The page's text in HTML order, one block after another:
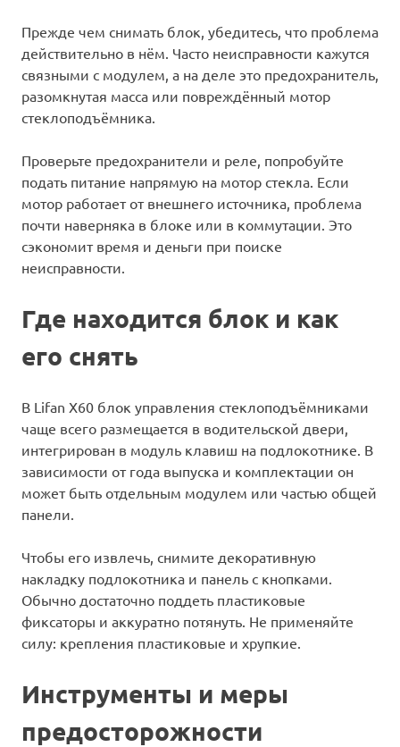
Прежде чем снимать блок, убедитесь, что проблема
действительно в нём. Часто неисправности кажутся
связными с модулем, а на деле это предохранитель,
разомкнутая масса или повреждённый мотор
стеклоподъёмника.
Проверьте предохранители и реле, попробуйте
подать питание напрямую на мотор стекла. Если
мотор работает от внешнего источника, проблема
почти наверняка в блоке или в коммутации. Это
сэкономит время и деньги при поиске
неисправности.
Где находится блок и как
его снять
В Lifan X60 блок управления стеклоподъёмниками
чаще всего размещается в водительской двери,
интегрирован в модуль клавиш на подлокотнике. В
зависимости от года выпуска и комплектации он
может быть отдельным модулем или частью общей
панели.
Чтобы его извлечь, снимите декоративную
накладку подлокотника и панель с кнопками.
Обычно достаточно поддеть пластиковые
фиксаторы и аккуратно потянуть. Не применяйте
силу: крепления пластиковые и хрупкие.
Инструменты и меры
предосторожности